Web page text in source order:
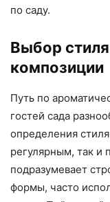
по саду.
Выбор стиля
композиции
Путь по
гостей сада
определения
регулярным, так и
подразумевает
формы, часто